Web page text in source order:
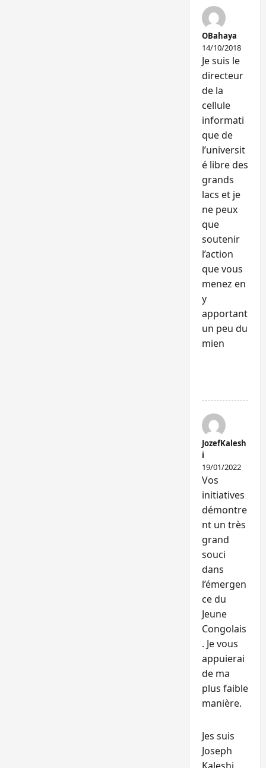
OBahaya
14/10/2018
Je suis le
directeur
de la
cellule
informati
que de
l’universit
é libre des
grands
lacs et je
ne peux
que
soutenir
l’action
que vous
menez en
y
apportant
un peu du
mien
JozefKalesh
i
19/01/2022
Vos
initiatives
démontre
nt un très
grand
souci
dans
l’émergen
ce du
Jeune
Congolais
. Je vous
appuierai
de ma
plus faible
manière.
Jes suis
Joseph